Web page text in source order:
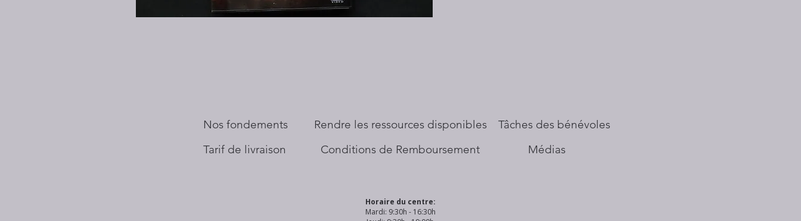
Nos fondements
Tarif de livraison
​Rendre les ressources disponibles
Conditions de Remboursement
Tâches des bénévoles
Médias
Horaire du centre:
Mardi: 9:30h - 16:30h